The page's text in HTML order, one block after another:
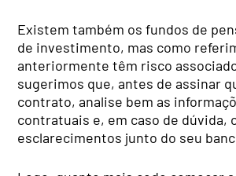
Existem também os fundos de
de investimento, mas como
anteriormente têm risco
sugerimos que, antes de assinar
contrato, analise bem as
contratuais e, em caso de dúvida,
esclarecimentos junto do seu